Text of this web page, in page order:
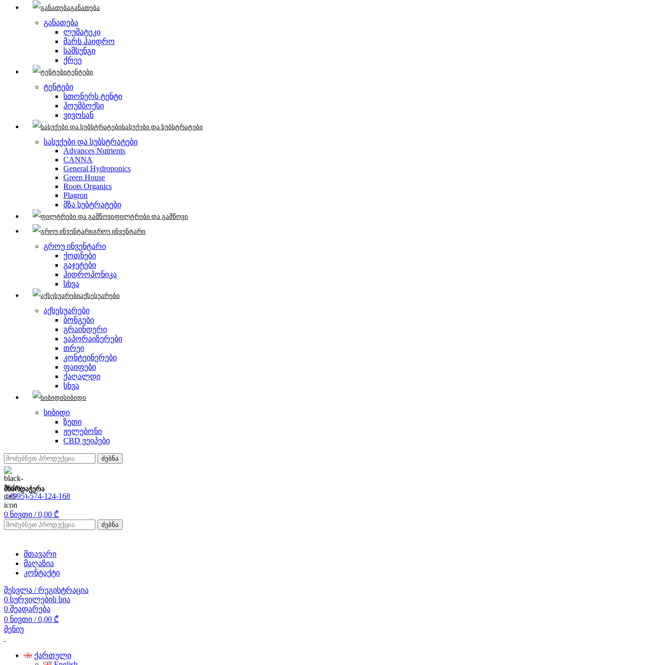
განათება
განათება
ლუმატეკი
მარს ჰაიდრო
სამსუნგი
ქრეე
ტენტები
ტენტები
სთონერს ტენტი
ჰოუმბოქსი
ვივოსან
სასუქები და სუბსტრატები
სასუქები და სუბსტრატები
Advances Nutrients
CANNA
General Hydroponics
Green House
Roots Organics
Plagron
მზა სუბტრატები
ფილტრები და გამწოვი
გროუ ინვენტარი
გროუ ინვენტარი
ქოთნები
გაჯეტები
ჰიდროპონიკა
სხვა
აქსესუარები
აქსესუარები
ბონგები
გრაინდერი
ვაპორაიზერები
თრეი
კონტეინერები
ფაიფები
ქაღალდი
სხვა
სიბიდი
სიბიდი
ზეთი
ჟელებონი
CBD ვეიპები
ძებნა
მხარდაჭერა
(+995)-574-124-168
0 ნივთი / 0,00 ₾
ძებნა
მთავარი
მაღაზია
კონტაქტი
შესვლა / რეგისტრაცია
0 სურვილების სია
0 შეადარება
0 ნივთი / 0,00 ₾
მენიუ
ქართული